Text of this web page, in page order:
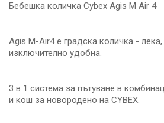
Бебешка количка Cybex Agis M Air 4
Agis M-Air4 е градска количка -
изключително удобна.
3 в 1 система за пътуване в
и кош за новородено на CYBEX.